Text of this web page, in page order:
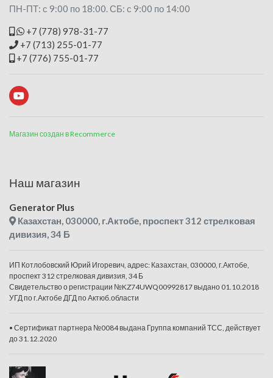
ПН-ПТ: с 9:00 по 18:00. СБ: с 9:00 по 14:00
+7 (778) 978-31-77
+7 (713) 255-01-77
+7 (776) 755-01-77
Магазин создан в Recommerce
Наш магазин
Generator Plus
Казахстан, 030000, г.Актобе, проспект 312 стрелковая
дивизия, 34 Б
ИП Котлобовский Юрий Игоревич, адрес: Казахстан, 030000, г.Актобе,
проспект 312 стрелковая дивизия, 34 Б
Свидетельство о регистрации №KZ74UWQ00992817 выдано 01.10.2018
УГД по г.Актобе ДГД по Актюб.области
• Сертификат партнера №0084 выдана Группа компаний ТСС, действует
до 31.12.2020